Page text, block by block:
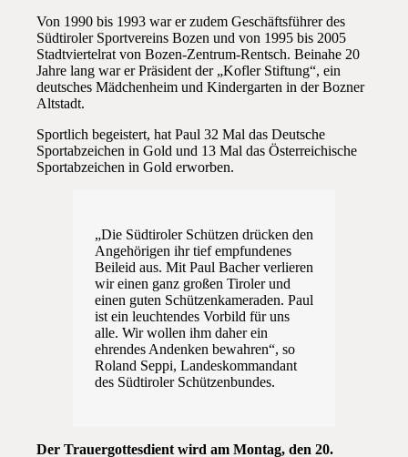
Von 1990 bis 1993 war er zudem Geschäftsführer des
Südtiroler Sportvereins Bozen und von 1995 bis 2005
Stadtviertelrat von Bozen-Zentrum-Rentsch. Beinahe 20
Jahre lang war er Präsident der „Kofler Stiftung“, ein
deutsches Mädchenheim und Kindergarten in der Bozner
Altstadt.
Sportlich begeistert, hat Paul 32 Mal das Deutsche
Sportabzeichen in Gold und 13 Mal das Österreichische
Sportabzeichen in Gold erworben.
„Die Südtiroler Schützen drücken den
Angehörigen ihr tief empfundenes
Beileid aus. Mit Paul Bacher verlieren
wir einen ganz großen Tiroler und
einen guten Schützenkameraden. Paul
ist ein leuchtendes Vorbild für uns
alle. Wir wollen ihm daher ein
ehrendes Andenken bewahren“, so
Roland Seppi, Landeskommandant
des Südtiroler Schützenbundes.
Der Trauergottesdient wird am Montag, den 20.